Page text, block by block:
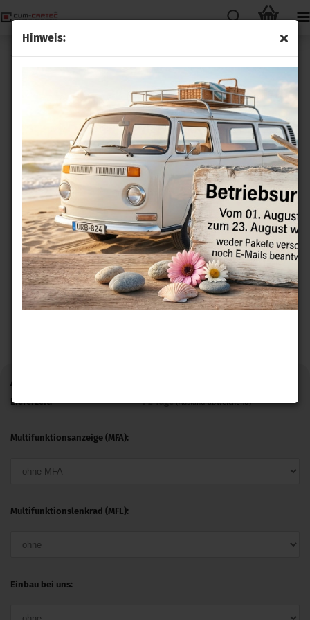
Hinweis:
Tempomat GRA Nachrüstsatz VW Jetta 5C ab Bj.2012
Art.Nr.:
Lieferzeit:
1-2 Tage(Ausland abweichend)
Multifunktionsanzeige (MFA):
Multifunktionslenkrad (MFL):
Einbau bei uns: